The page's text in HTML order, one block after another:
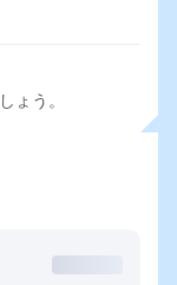
ょう。